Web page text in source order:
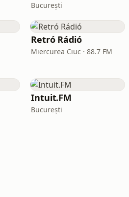
București
Retró Rádió
Miercurea Ciuc · 88.7 FM
Intuit.FM
București